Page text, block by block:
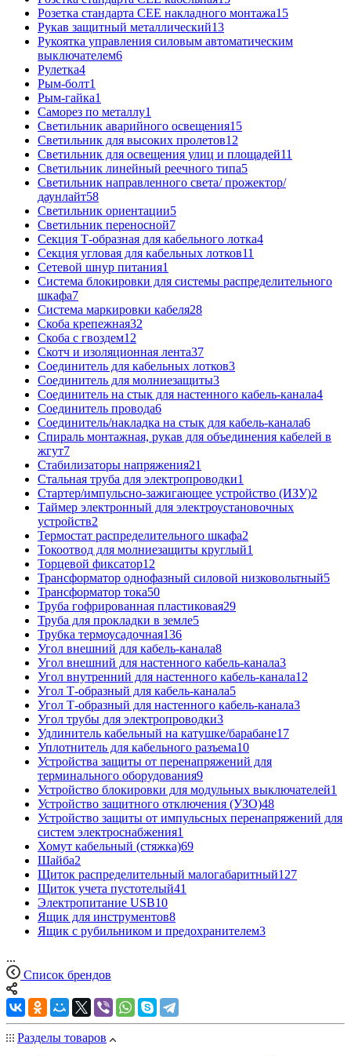
Розетка стандарта СЕЕ накладного монтажа15
Рукав защитный металлический13
Рукоятка управления силовым автоматическим
выключателем6
Рулетка4
Рым-болт1
Рым-гайка1
Саморез по металлу1
Светильник аварийного освещения15
Светильник для высоких пролетов12
Светильник для освещения улиц и площадей11
Светильник линейный реечного типа5
Светильник направленного света/ прожектор/
даунлайт58
Светильник ориентации5
Светильник переносной7
Секция Т-образная для кабельного лотка4
Секция угловая для кабельных лотков11
Сетевой шнур питания1
Система блокировки для системы распределительного
шкафа7
Система маркировки кабеля28
Скоба крепежная32
Скоба с гвоздем12
Скотч и изоляционная лента37
Соединитель для кабельных лотков3
Соединитель для молниезащиты3
Соединитель на стык для настенного кабель-канала4
Соединитель провода6
Соединитель/накладка на стык для кабель-канала6
Спираль монтажная, рукав для объединения кабелей в
жгут7
Стабилизаторы напряжения21
Стальная труба для электропроводки1
Стартер/импульсно-зажигающее устройство (ИЗУ)2
Таймер электронный для электроустановочных
устройств2
Термостат распределительного шкафа2
Токоотвод для молниезащиты круглый1
Торцевой фиксатор12
Трансформатор однофазный силовой низковольтный5
Трансформатор тока50
Труба гофрированная пластиковая29
Труба для прокладки в земле5
Трубка термоусадочная136
Угол внешний для кабель-канала8
Угол внешний для настенного кабель-канала3
Угол внутренний для настенного кабель-канала12
Угол Т-образный для кабель-канала5
Угол Т-образный для настенного кабель-канала3
Угол трубы для электропроводки3
Удлинитель кабельный на катушке/барабане17
Уплотнитель для кабельного разъема10
Устройства защиты от перенапряжений для
терминального оборудования9
Устройство блокировки для модульных выключателей1
Устройство защитного отключения (УЗО)48
Устройство защиты от импульсных перенапряжений для
систем электроснабжения1
Хомут кабельный (стяжка)69
Шайба2
Щиток распределительный малогабаритный127
Щиток учета пустотелый41
Электропитание USB10
Ящик для инструментов8
Ящик с рубильником и предохранителем3
...
Список брендов
Разделы товаров